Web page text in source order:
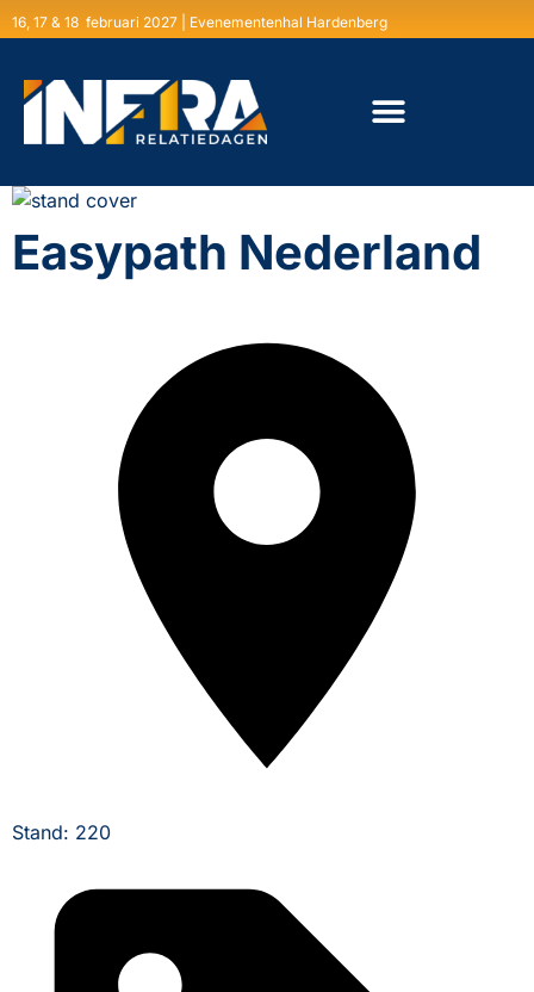
16, 17 & 18 februari 2027 | Evenementenhal Hardenberg
Easypath Nederland
Stand: 220